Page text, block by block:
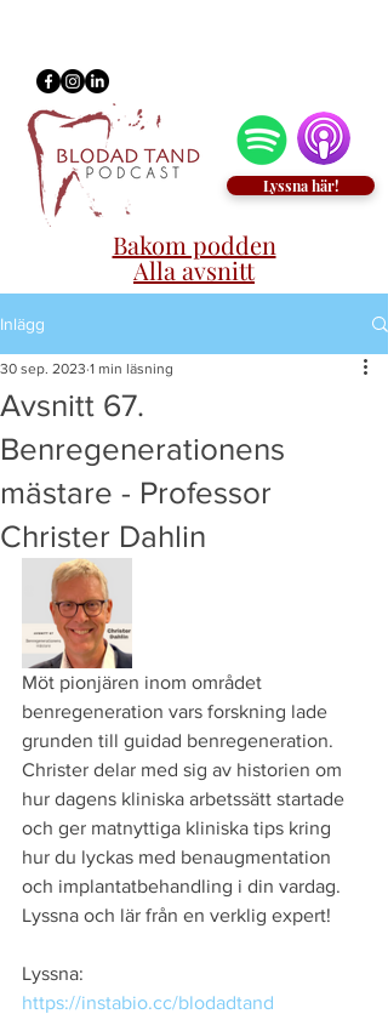
Lyssna här!
Bakom podden
Alla avsnitt
Inlägg
Avsnitt 67.
Benregenerationens
mästare - Professor
Christer Dahlin
30 sep. 2023 1 min läsning
Möt pionjären inom området
benregeneration vars forskning lade
grunden till guidad benregeneration.
Christer delar med sig av historien om
hur dagens kliniska arbetssätt startade
och ger matnyttiga kliniska tips kring
hur du lyckas med benaugmentation
och implantatbehandling i din vardag.
Lyssna och lär från en verklig expert!
Lyssna:
https://instabio.cc/blodadtand